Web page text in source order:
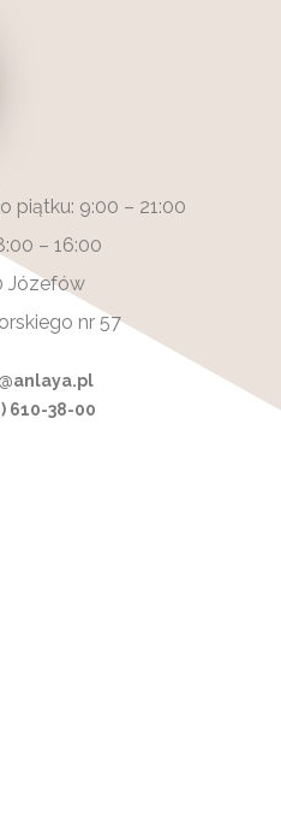
piątku: 9:00 – 21:00
– 16:00
Józefów
nr 57
610-38-00